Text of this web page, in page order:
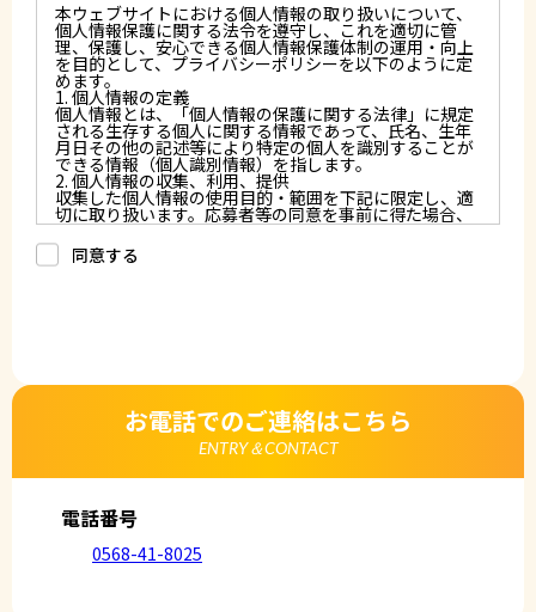
本ウェブサイトにおける個人情報の取り扱いについて、
個人情報保護に関する法令を遵守し、これを適切に管
理、保護し、安心できる個人情報保護体制の運用・向上
を目的として、プライバシーポリシーを以下のように定
めます。
1. 個人情報の定義
個人情報とは、「個人情報の保護に関する法律」に規定
される生存する個人に関する情報であって、氏名、生年
月日その他の記述等により特定の個人を識別することが
できる情報（個人識別情報）を指します。
2. 個人情報の収集、利用、提供
収集した個人情報の使用目的・範囲を下記に限定し、適
切に取り扱います。応募者等の同意を事前に得た場合、
又は法令により許された場合を除き、個人情報を第三者
に提供しません。
a.応募者等からのお問い合わせに対応・管理するため
な期間、妥当な範囲内でこれに応じます。
応募者等の個人情報の取得、利用その他一切の取り扱い
について、個人情報の保護に関する法律、その他の関連
法令、及び本プライバシーポリシーを遵守します。
応募者等の個人情報を正確かつ最新の内容に保つよう努
及び毀損から保護するため、必要な安全管理措置を講じ
ます。
6. Cookieについて
本ウェブサイトでは、一部のコンテンツにおいてCookie
同意する
お電話でのご連絡はこちら
ENTRY＆CONTACT
電話番号
0568-41-8025